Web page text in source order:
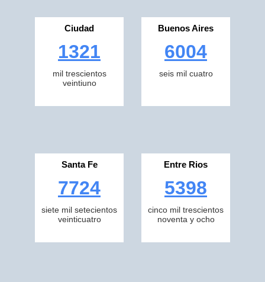
Ciudad
1321
mil trescientos
veintiuno
Buenos Aires
6004
seis mil cuatro
Santa Fe
7724
siete mil setecientos
veinticuatro
Entre Rios
5398
cinco mil trescientos
noventa y ocho